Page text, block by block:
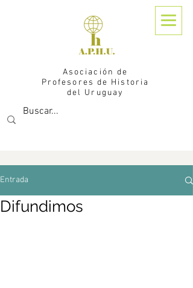
Asociación de
Profesores de Historia
del Uruguay
Entrada
Difundimos